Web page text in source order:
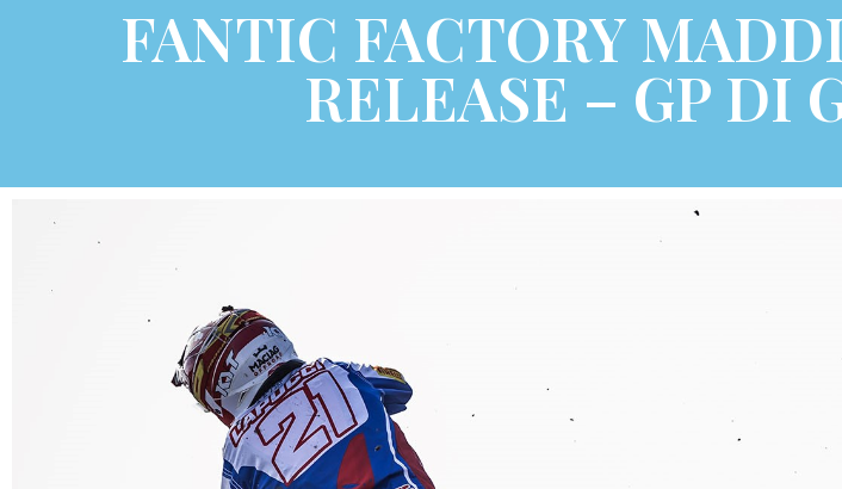
FANTIC FACTORY
RELEASE – GP DI